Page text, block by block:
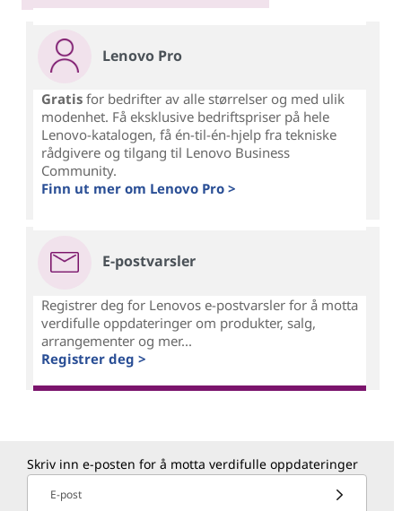
Lenovo Pro
Gratisfor bedrifter av alle størrelser og med ulik
modenhet. Få eksklusive bedriftspriser på hele
Lenovo-katalogen, få én-til-én-hjelp fra tekniske
rådgivere og tilgang til Lenovo Business
Community.
Finn ut mer om Lenovo Pro >
E-postvarsler
Registrer deg for Lenovos e-postvarsler for å motta
verdifulle oppdateringer om produkter, salg,
arrangementer og mer...
Registrer deg >
Skriv inn e-posten for å motta verdifulle oppdateringer
E-post